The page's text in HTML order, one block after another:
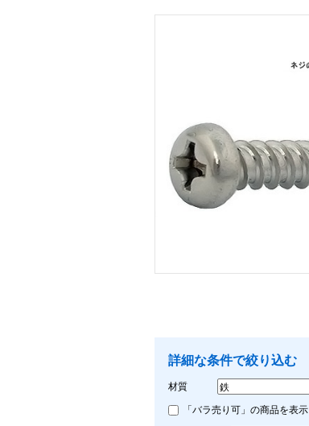
詳細な条件で絞り込む
材質
「バラ売り可」の商品を表示